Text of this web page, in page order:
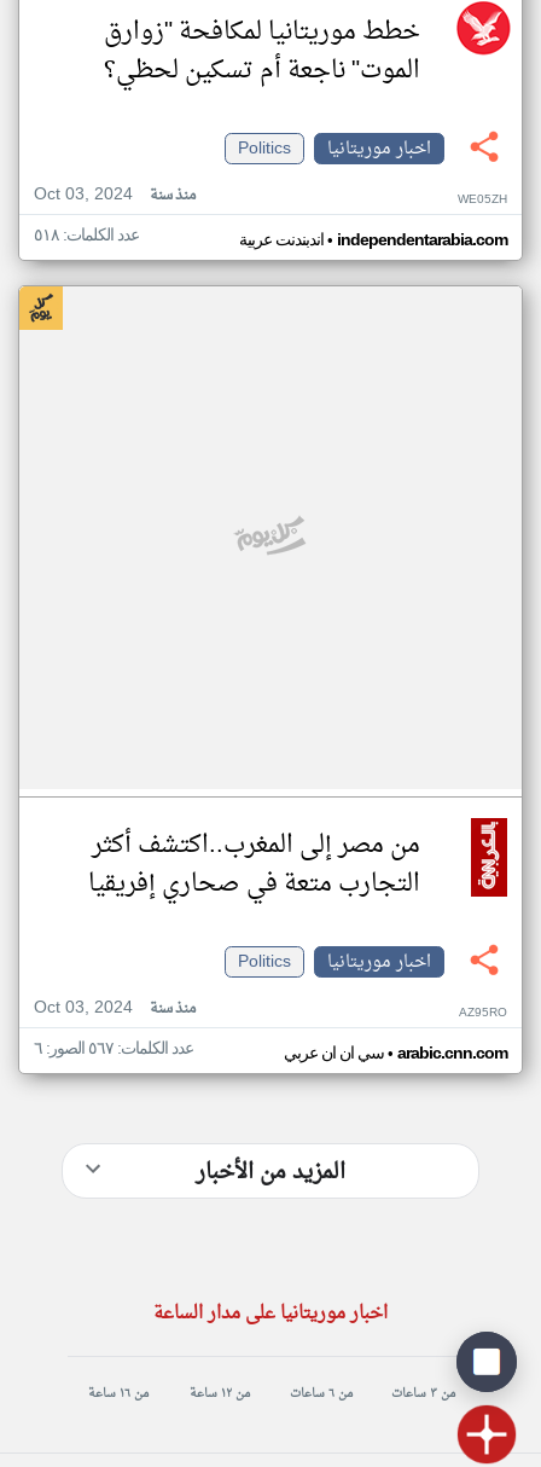
خطط موريتانيا لمكافحة "زوارق
الموت" ناجعة أم تسكين لحظي؟
اخبار موريتانيا
Politics
Oct 03, 2024
منذ سنة WE05ZH
اندبندنت عربية• independentarabia.com عدد الكلمات: ٥١٨
من مصر إلى المغرب..اكتشف أكثر
التجارب متعة في صحاري إفريقيا
اخبار موريتانيا
Politics
Oct 03, 2024
منذ سنة AZ95RO
سي ان ان عربي• arabic.cnn.com عدد الكلمات: ٥٦٧ الصور: ٦
المزيد من الأخبار
اخبار موريتانيا على مدار الساعة
من ٣ ساعات من ٦ ساعات من ١٢ ساعة من ١٦ ساعة